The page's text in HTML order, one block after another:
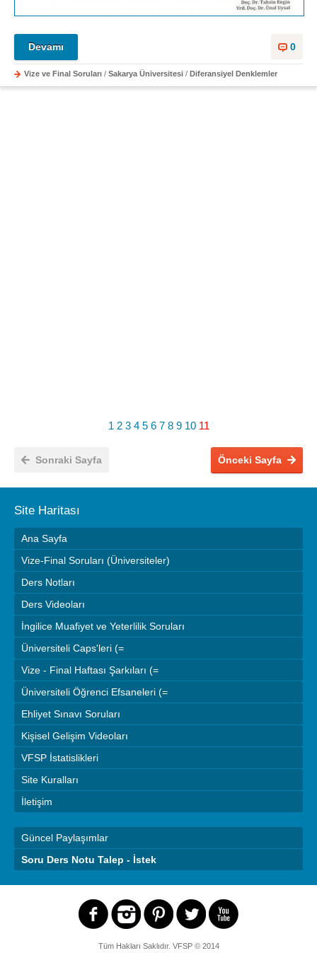
0
Devamı
Vize ve Final Soruları / Sakarya Üniversitesi / Diferansiyel Denklemler
1 2 3 4 5 6 7 8 9 10 11
Önceki Sayfa
Sonraki Sayfa
Site Haritası
Ana Sayfa
Vize-Final Soruları (Üniversiteler)
Ders Notları
Ders Videoları
İngilice Muafiyet ve Yeterlilik Soruları
Üniversiteli Caps'leri (=
Vize - Final Haftası Şarkıları (=
Üniversiteli Öğrenci Efsaneleri (=
Ehliyet Sınavı Soruları
Kişisel Gelişim Videoları
VFSP İstatislikleri
Site Kuralları
İletişim
Güncel Paylaşımlar
Soru Ders Notu Talep - İstek
Tüm Hakları Saklıdır. VFSP© 2014